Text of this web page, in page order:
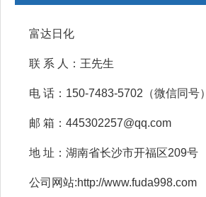
富达日化
联 系 人：王先生
电 话：150-7483-5702（微信同号）
邮 箱：445302257@qq.com
地 址：湖南省长沙市开福区209号
公司网站:http://www.fuda998.com